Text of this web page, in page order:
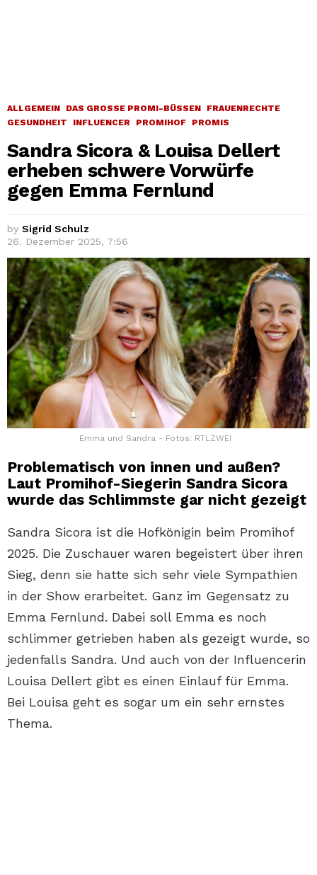
ALLGEMEIN DAS GROSSE PROMI-BÜSSEN
FRAUENRECHTE
GESUNDHEIT
INFLUENCER PROMIHOF PROMIS
Sandra Sicora & Louisa Dellert
erheben schwere Vorwürfe
gegen Emma Fernlund
by Sigrid Schulz
26. Dezember 2025, 7:56
Emma und Sandra - Fotos: RTLZWEI
Problematisch von innen und außen?
Laut Promihof-Siegerin Sandra Sicora
wurde das Schlimmste gar nicht gezeigt
Sandra Sicora ist die Hofkönigin beim Promihof
2025. Die Zuschauer waren begeistert über ihren
Sieg, denn sie hatte sich sehr viele Sympathien
in der Show erarbeitet. Ganz im Gegensatz zu
Emma Fernlund. Dabei soll Emma es noch
schlimmer getrieben haben als gezeigt wurde, so
jedenfalls Sandra. Und auch von der Influencerin
Louisa Dellert gibt es einen Einlauf für Emma.
Bei Louisa geht es sogar um ein sehr ernstes
Thema.